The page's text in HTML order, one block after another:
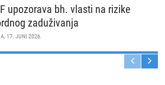
upozorava bh. vlasti na rizike
zaduživanja
17. JUNI 2026.